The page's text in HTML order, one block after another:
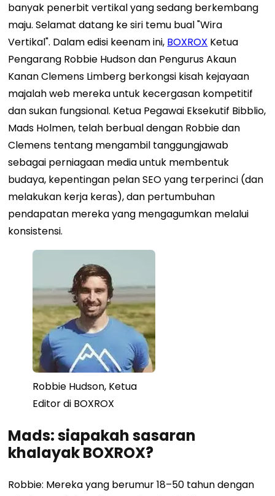
banyak penerbit vertikal yang sedang berkembang
maju. Selamat datang ke siri temu bual "Wira
Vertikal". Dalam edisi keenam ini, BOXROX Ketua
Pengarang Robbie Hudson dan Pengurus Akaun
Kanan Clemens Limberg berkongsi kisah kejayaan
majalah web mereka untuk kecergasan kompetitif
dan sukan fungsional. Ketua Pegawai Eksekutif Bibblio,
Mads Holmen, telah berbual dengan Robbie dan
Clemens tentang mengambil tanggungjawab
sebagai perniagaan media untuk membentuk
budaya, kepentingan pelan SEO yang terperinci (dan
melakukan kerja keras), dan pertumbuhan
pendapatan mereka yang mengagumkan melalui
konsistensi.
Robbie Hudson, Ketua
Editor di BOXROX
Mads: siapakah sasaran
khalayak BOXROX?
Robbie: Mereka yang berumur 18–50 tahun dengan